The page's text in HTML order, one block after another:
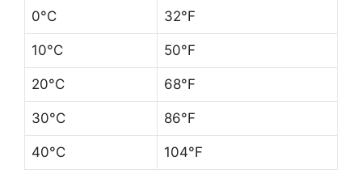
0°C 32°F
10°C 50°F
20°C 68°F
30°C 86°F
40°C 104°F